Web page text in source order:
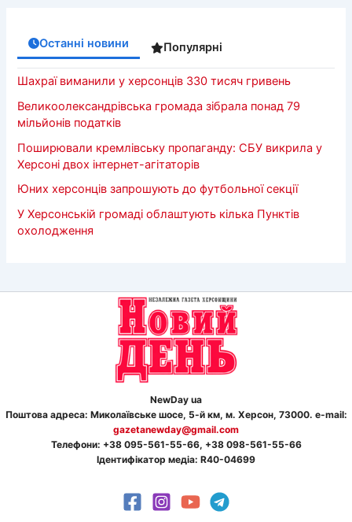
Останні новини Популярні
Шахраї виманили у херсонців 330 тисяч гривень
Великоолександрівська громада зібрала понад 79
мільйонів податків
Поширювали кремлівську пропаганду: СБУ викрила у
Херсоні двох інтернет-агітаторів
Юних херсонців запрошують до футбольної секції
У Херсонській громаді облаштують кілька Пунктів
охолодження
NewDay ua
Поштова адреса: Миколаївське шосе, 5-й км, м. Херсон, 73000. e-mail:
gazetanewday@gmail.com
Телефони: +38 095-561-55-66, +38 098-561-55-66
Ідентифікатор медіа: R40-04699